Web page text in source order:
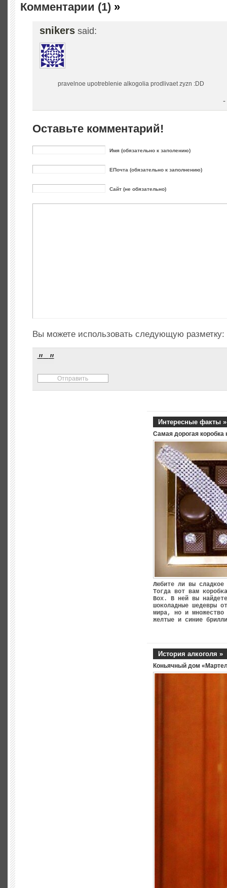
Комментарии (1) »
snikerssaid:
pravelnoe upotreblenie alkogolia prodlivaet zyzn :DD
-
Оставьте комментарий!
Имя (обязательно к заполению)
ЕПочта (обязательно к заполнению)
Сайт (не обязательно)
Вы можете использовать следующую разметку:
Интересные факты »
Самая дорогая коробка
Любите ли вы
Тогда вот вам
Box. В ней вы
шоколадные шедевры
мира, но и множество
желтые и синие
История алкоголя »
Коньячный дом